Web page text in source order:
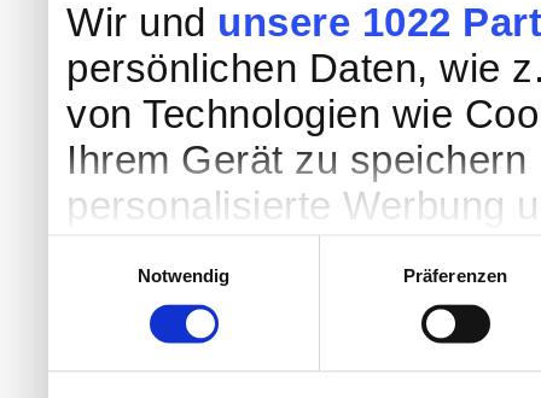
Wir und unsere 1022
persönlichen Daten, wie
von Technologien wie
Ihrem Gerät zu
personalisierte Werbung
Entwicklung von
entscheiden darüber,
Notwendig
Präferenzen